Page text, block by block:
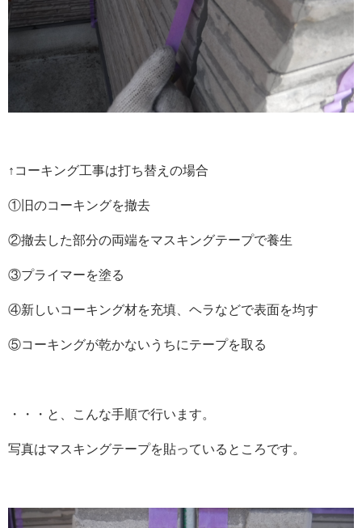
↑コーキング工事は打ち替えの場合
①旧のコーキングを撤去
②撤去した部分の両端をマスキングテープで養生
③プライマーを塗る
④新しいコーキング材を充填、ヘラなどで表面を均す
⑤コーキングが乾かないうちにテープを取る
・・・と、こんな手順で行います。
写真はマスキングテープを貼っているところです。